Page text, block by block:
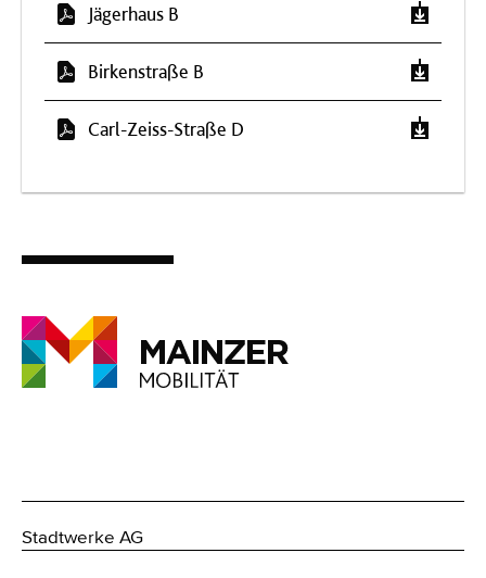
Jägerhaus B
Birkenstraße B
Carl-Zeiss-Straße D
Stadtwerke AG